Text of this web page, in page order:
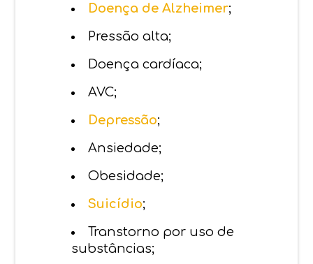
Doença de Alzheimer;
Pressão alta;
Doença cardíaca;
AVC;
Depressão;
Ansiedade;
Obesidade;
Suicídio;
Transtorno por uso de
substâncias;